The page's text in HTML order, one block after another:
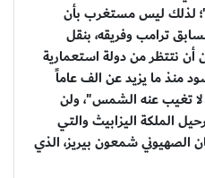
لذلك ليس مستغرب بأن
ترامب وفريقه، بنقل
أن نتتظر من دولة استعمارية
منذ ما يزيد عن الف عاماً
تغيب عنه الشمس"، ولن
الملكة اليزابيث والتي
الصهيوني شمعون بيريز، الذي